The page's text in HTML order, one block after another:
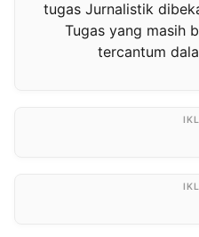
tugas Jurnalistik
Tugas yang masih
tercantum